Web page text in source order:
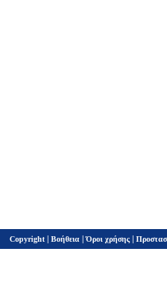
Copyright | Βοήθεια |Όροι χρήσης |